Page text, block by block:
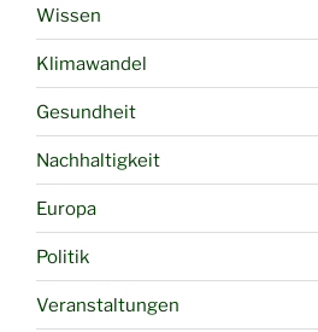
Wissen
Klimawandel
Gesundheit
Nachhaltigkeit
Europa
Politik
Veranstaltungen